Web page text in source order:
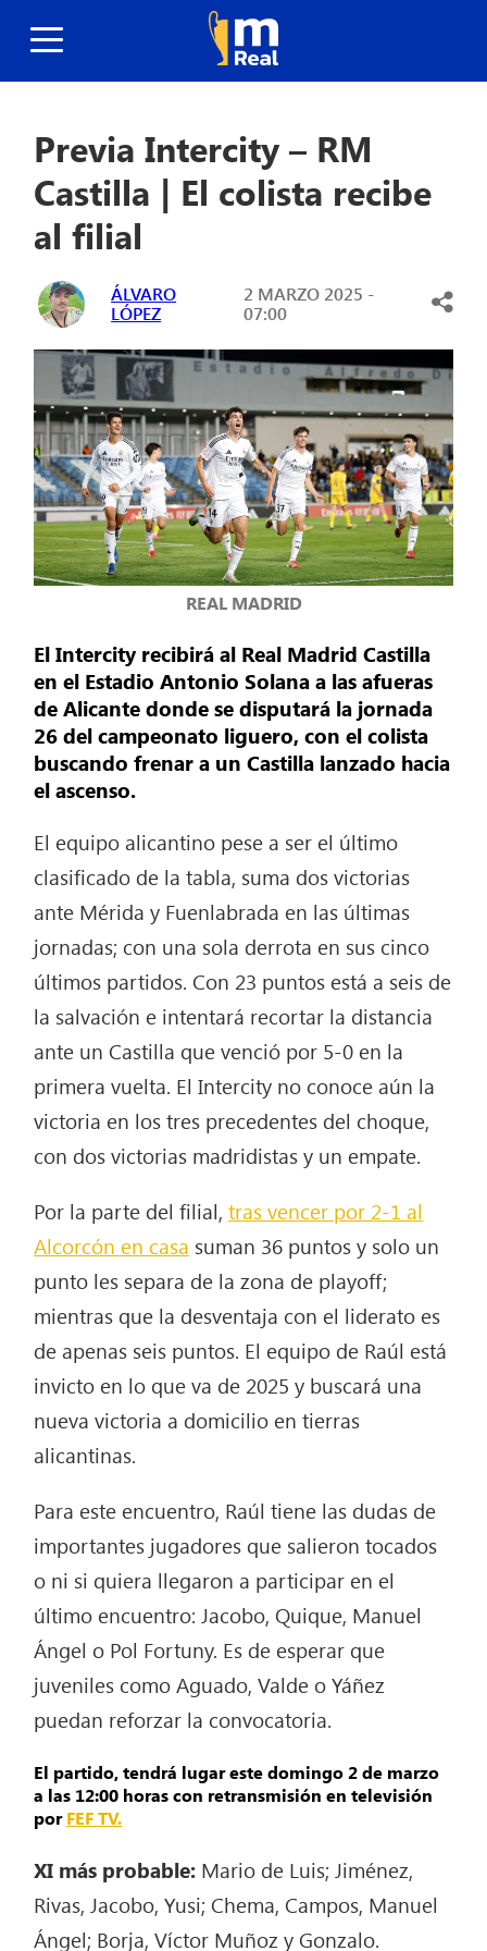
Previa Intercity – RM
Castilla | El colista recibe
al filial
ÁLVARO
LÓPEZ
2 MARZO 2025 -
07:00
REAL MADRID
El Intercity recibirá al Real Madrid Castilla
en el Estadio Antonio Solana a las afueras
de Alicante donde se disputará la jornada
26 del campeonato liguero, con el colista
buscando frenar a un Castilla lanzado hacia
el ascenso.
El equipo alicantino pese a ser el último
clasificado de la tabla, suma dos victorias
ante Mérida y Fuenlabrada en las últimas
jornadas; con una sola derrota en sus cinco
últimos partidos. Con 23 puntos está a seis de
la salvación e intentará recortar la distancia
ante un Castilla que venció por 5-0 en la
primera vuelta. El Intercity no conoce aún la
victoria en los tres precedentes del choque,
con dos victorias madridistas y un empate.
Por la parte del filial,tras vencer por 2-1 al
Alcorcón en casa suman 36 puntos y solo un
punto les separa de la zona de playoff;
mientras que la desventaja con el liderato es
de apenas seis puntos. El equipo de Raúl está
invicto en lo que va de 2025 y buscará una
nueva victoria a domicilio en tierras
alicantinas.
Para este encuentro, Raúl tiene las dudas de
importantes jugadores que salieron tocados
o ni si quiera llegaron a participar en el
último encuentro: Jacobo, Quique, Manuel
Ángel o Pol Fortuny. Es de esperar que
juveniles como Aguado, Valde o Yáñez
puedan reforzar la convocatoria.
El partido, tendrá lugar este domingo 2 de marzo
a las 12:00 horas con retransmisión en televisión
porFEF TV.
XI más probable: Mario de Luis; Jiménez,
Rivas, Jacobo, Yusi; Chema, Campos, Manuel
Ángel; Borja, Víctor Muñoz y Gonzalo.